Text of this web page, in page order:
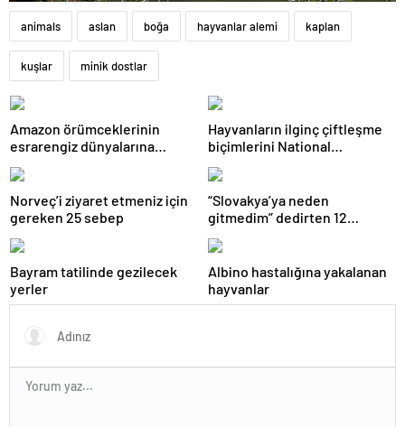
animals aslan boğa hayvanlar alemi kaplan
kuşlar minik dostlar
Amazon örümceklerinin
esrarengiz dünyalarına
Hayvanların ilginç çiftleşme
biçimlerini National
Norveç’i ziyaret etmeniz için
gereken 25 sebep
“Slovakya’ya neden
gitmedim” dedirten 12
Bayram tatilinde gezilecek
yerler
Albino hastalığına yakalanan
hayvanlar